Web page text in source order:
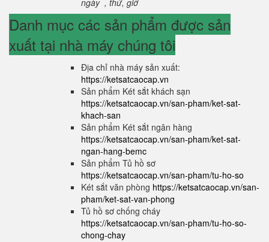
ngày , thứ, giờ
Danh mục các sản phẩm được sản
xuất tại nhà máy chúng tôi
Địa chỉ nhà máy sản xuất:
https://ketsatcaocap.vn
Sản phẩm Két sắt khách sạn
https://ketsatcaocap.vn/san-pham/ket-sat-
khach-san
Sản phẩm Két sắt ngân hàng
https://ketsatcaocap.vn/san-pham/ket-sat-
ngan-hang-bemc
Sản phẩm Tủ hồ sơ
https://ketsatcaocap.vn/san-pham/tu-ho-so
Két sắt văn phòng https://ketsatcaocap.vn/san-
pham/ket-sat-van-phong
Tủ hồ sơ chống cháy
https://ketsatcaocap.vn/san-pham/tu-ho-so-
chong-chay